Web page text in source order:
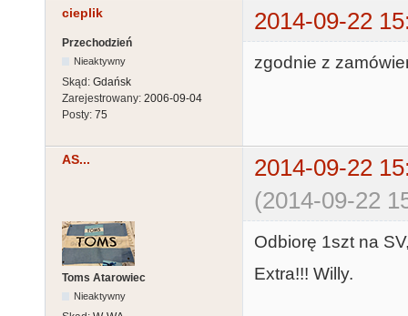
cieplik 2014-09-22
Przechodzień
Nieaktywny
Skąd: Gdańsk
Zarejestrowany: 2006-09-04
Posty: 75
zgodnie z
AS...
2014-09-22
(2014-09-22
Toms Atarowiec
Nieaktywny
Odbiorę 1szt na
Extra!!! Willy.